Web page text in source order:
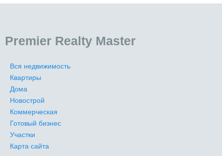
Premier Realty Master
Вся недвижимость
Квартиры
Дома
Новострой
Коммерческая
Готовый бизнес
Участки
Карта сайта